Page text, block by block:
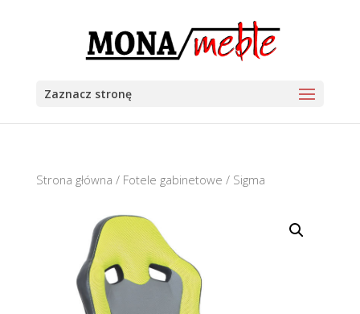
Zaznacz stronę
Strona główna / Fotele gabinetowe / Sigma